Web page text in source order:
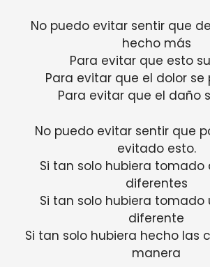
No puedo evitar sentir que
hecho más
Para evitar que esto
Para evitar que el dolor se
Para evitar que el daño
No puedo evitar sentir que
evitado esto.
Si tan solo hubiera tomado
diferentes
Si tan solo hubiera tomado
diferente
Si tan solo hubiera hecho las
manera